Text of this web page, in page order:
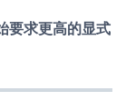
要求更高的显式